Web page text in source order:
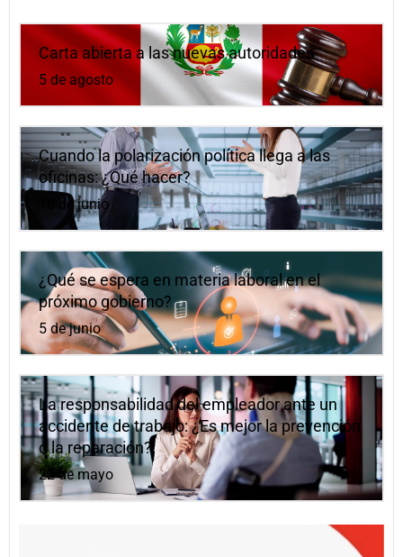
Carta abierta a las nuevas autoridades
5 de agosto
Cuando la polarización política llega a las
oficinas: ¿Qué hacer?
10 de junio
¿Qué se espera en materia laboral en el
próximo gobierno?
5 de junio
La responsabilidad del empleador ante un
accidente de trabajo: ¿Es mejor la prevención
o la reparación?
22 de mayo